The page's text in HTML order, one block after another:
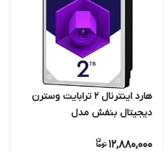
هارد اینترنال 2 ترابایت وسترن
دیجیتال بنفش مدل
12,880,000